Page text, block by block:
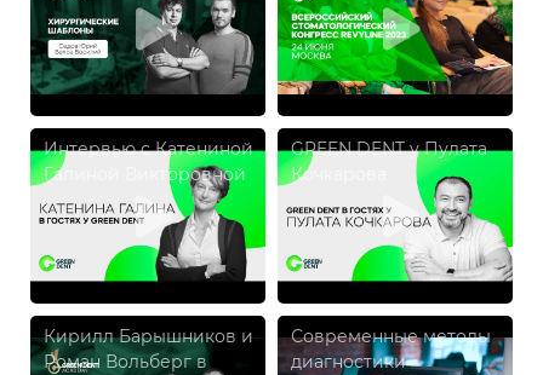
конгресс от компании
Revyline
Интервью с Катениной
Галиной Викторовной
GREEN DENT у Пулата
Кочкарова
Кирилл Барышников и
Роман Вольберг в
Современные методы
диагностики